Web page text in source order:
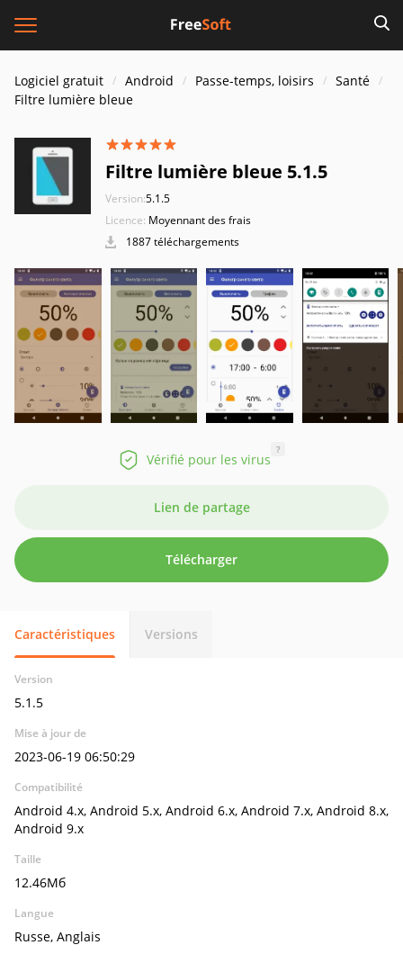
Logiciel gratuit Android Passe-temps, loisirs
Santé
Filtre lumière bleue
Filtre lumière bleue 5.1.5
Version:5.1.5
Licence: Moyennant des frais
1887 téléchargements
Vérifié pour les virus
?
Lien de partage
Télécharger
Caractéristiques Versions
Version
5.1.5
Mise à jour de
2023-06-19 06:50:29
Compatibilité
Android 4.x, Android 5.x, Android 6.x, Android 7.x, Android 8.x,
Android 9.x
Taille
12.46Мб
Langue
Russe, Anglais